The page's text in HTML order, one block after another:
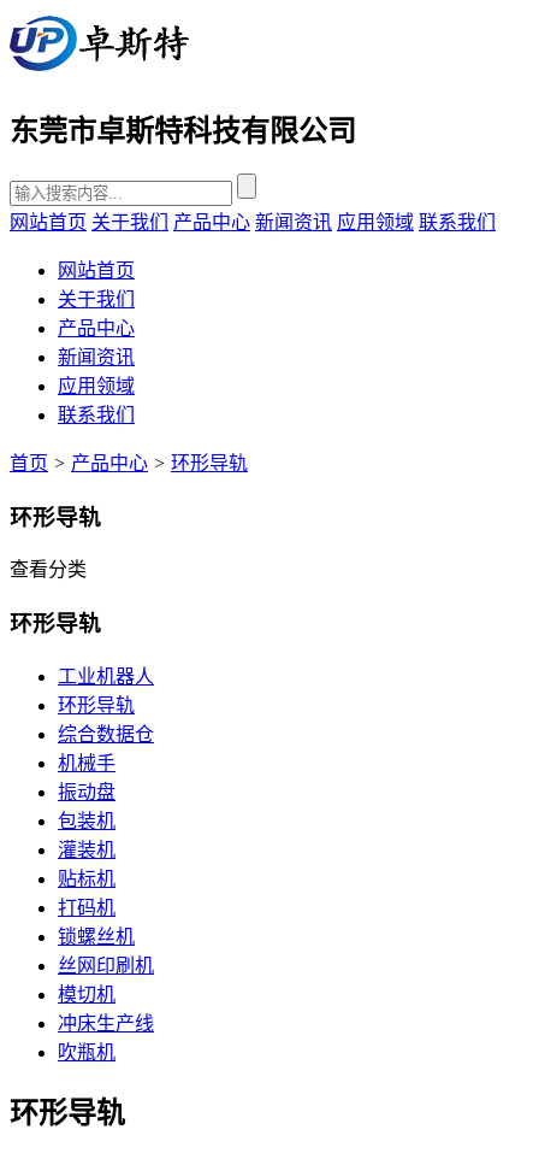
东莞市卓斯特科技有限公司
网站首页 关于我们 产品中心 新闻资讯 应用领域 联系我们
网站首页
关于我们
产品中心
新闻资讯
应用领域
联系我们
首页 > 产品中心 > 环形导轨
环形导轨
查看分类
环形导轨
工业机器人
环形导轨
综合数据仓
机械手
振动盘
包装机
灌装机
贴标机
打码机
锁螺丝机
丝网印刷机
模切机
冲床生产线
吹瓶机
环形导轨